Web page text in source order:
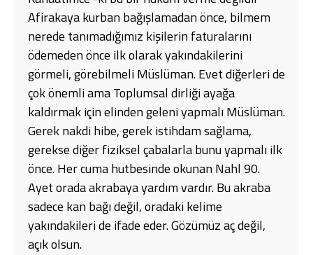
Afirakaya kurban bağışlamadan önce, bilmem
nerede tanımadığımız kişilerin faturalarını
ödemeden önce ilk olarak yakındakilerini
görmeli, görebilmeli Müslüman. Evet diğerleri de
çok önemli ama Toplumsal dirliği ayağa
kaldırmak için elinden geleni yapmalı Müslüman.
Gerek nakdi hibe, gerek istihdam sağlama,
gerekse diğer fiziksel çabalarla bunu yapmalı ilk
önce. Her cuma hutbesinde okunan Nahl 90.
Ayet orada akrabaya yardım vardır. Bu akraba
sadece kan bağı değil, oradaki kelime
yakındakileri de ifade eder. Gözümüz aç değil,
açık olsun.